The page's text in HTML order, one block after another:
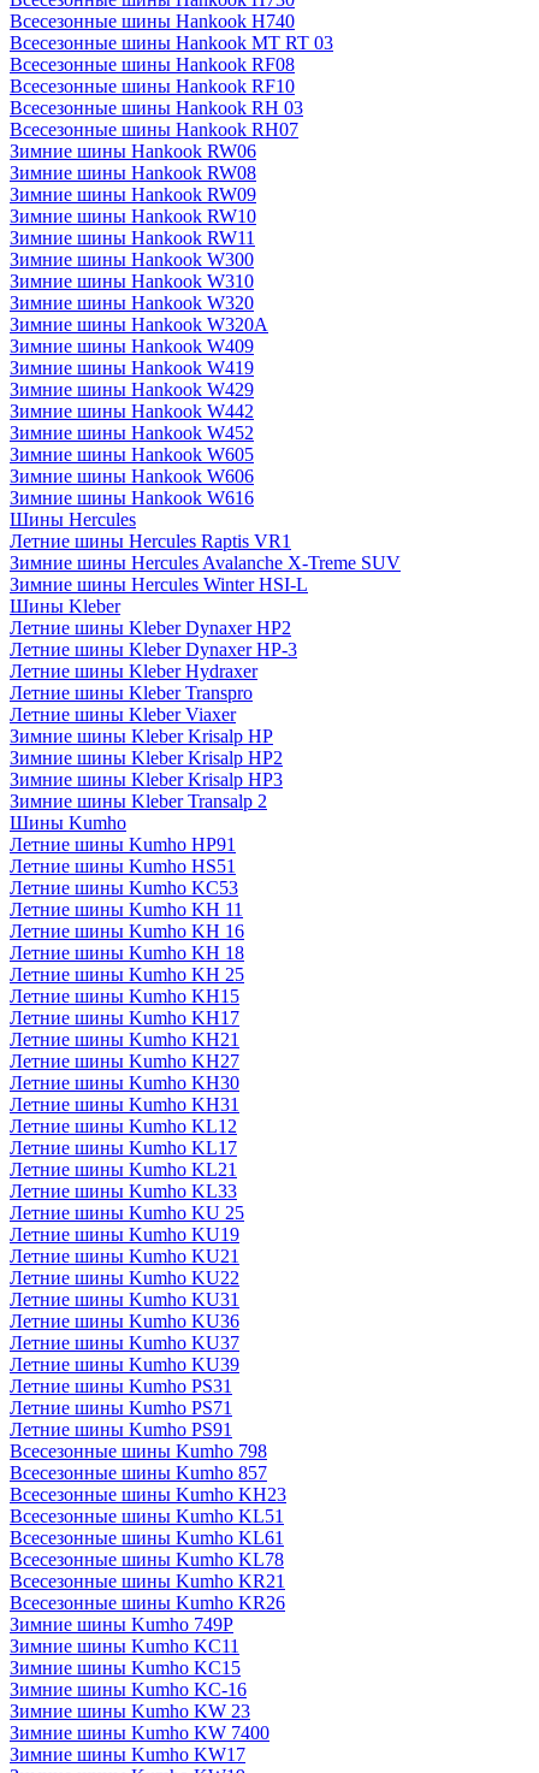
Всесезонные шины Hankook H740
Всесезонные шины Hankook MT RT 03
Всесезонные шины Hankook RF08
Всесезонные шины Hankook RF10
Всесезонные шины Hankook RH 03
Всесезонные шины Hankook RH07
Зимние шины Hankook RW06
Зимние шины Hankook RW08
Зимние шины Hankook RW09
Зимние шины Hankook RW10
Зимние шины Hankook RW11
Зимние шины Hankook W300
Зимние шины Hankook W310
Зимние шины Hankook W320
Зимние шины Hankook W320A
Зимние шины Hankook W409
Зимние шины Hankook W419
Зимние шины Hankook W429
Зимние шины Hankook W442
Зимние шины Hankook W452
Зимние шины Hankook W605
Зимние шины Hankook W606
Зимние шины Hankook W616
Шины Hercules
Летние шины Hercules Raptis VR1
Зимние шины Hercules Avalanche X-Treme SUV
Зимние шины Hercules Winter HSI-L
Шины Kleber
Летние шины Kleber Dynaxer HP2
Летние шины Kleber Dynaxer HP-3
Летние шины Kleber Hydraxer
Летние шины Kleber Transpro
Летние шины Kleber Viaxer
Зимние шины Kleber Krisalp HP
Зимние шины Kleber Krisalp HP2
Зимние шины Kleber Krisalp HP3
Зимние шины Kleber Transalp 2
Шины Kumho
Летние шины Kumho HP91
Летние шины Kumho HS51
Летние шины Kumho KC53
Летние шины Kumho KH 11
Летние шины Kumho KH 16
Летние шины Kumho KH 18
Летние шины Kumho KH 25
Летние шины Kumho KH15
Летние шины Kumho KH17
Летние шины Kumho KH21
Летние шины Kumho KH27
Летние шины Kumho KH30
Летние шины Kumho KH31
Летние шины Kumho KL12
Летние шины Kumho KL17
Летние шины Kumho KL21
Летние шины Kumho KL33
Летние шины Kumho KU 25
Летние шины Kumho KU19
Летние шины Kumho KU21
Летние шины Kumho KU22
Летние шины Kumho KU31
Летние шины Kumho KU36
Летние шины Kumho KU37
Летние шины Kumho KU39
Летние шины Kumho PS31
Летние шины Kumho PS71
Летние шины Kumho PS91
Всесезонные шины Kumho 798
Всесезонные шины Kumho 857
Всесезонные шины Kumho KH23
Всесезонные шины Kumho KL51
Всесезонные шины Kumho KL61
Всесезонные шины Kumho KL78
Всесезонные шины Kumho KR21
Всесезонные шины Kumho KR26
Зимние шины Kumho 749P
Зимние шины Kumho KC11
Зимние шины Kumho KC15
Зимние шины Kumho KC-16
Зимние шины Kumho KW 23
Зимние шины Kumho KW 7400
Зимние шины Kumho KW17